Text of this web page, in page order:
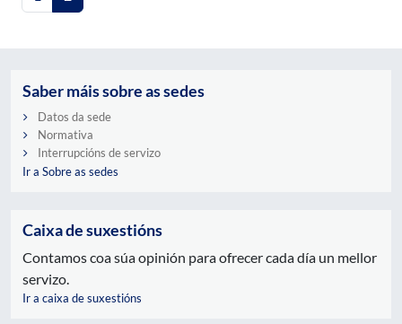
Saber máis sobre as sedes
Datos da sede
Normativa
Interrupcións de servizo
Ir a Sobre as sedes
Caixa de suxestións
Contamos coa súa opinión para ofrecer cada día un mellor
servizo.
Ir a caixa de suxestións